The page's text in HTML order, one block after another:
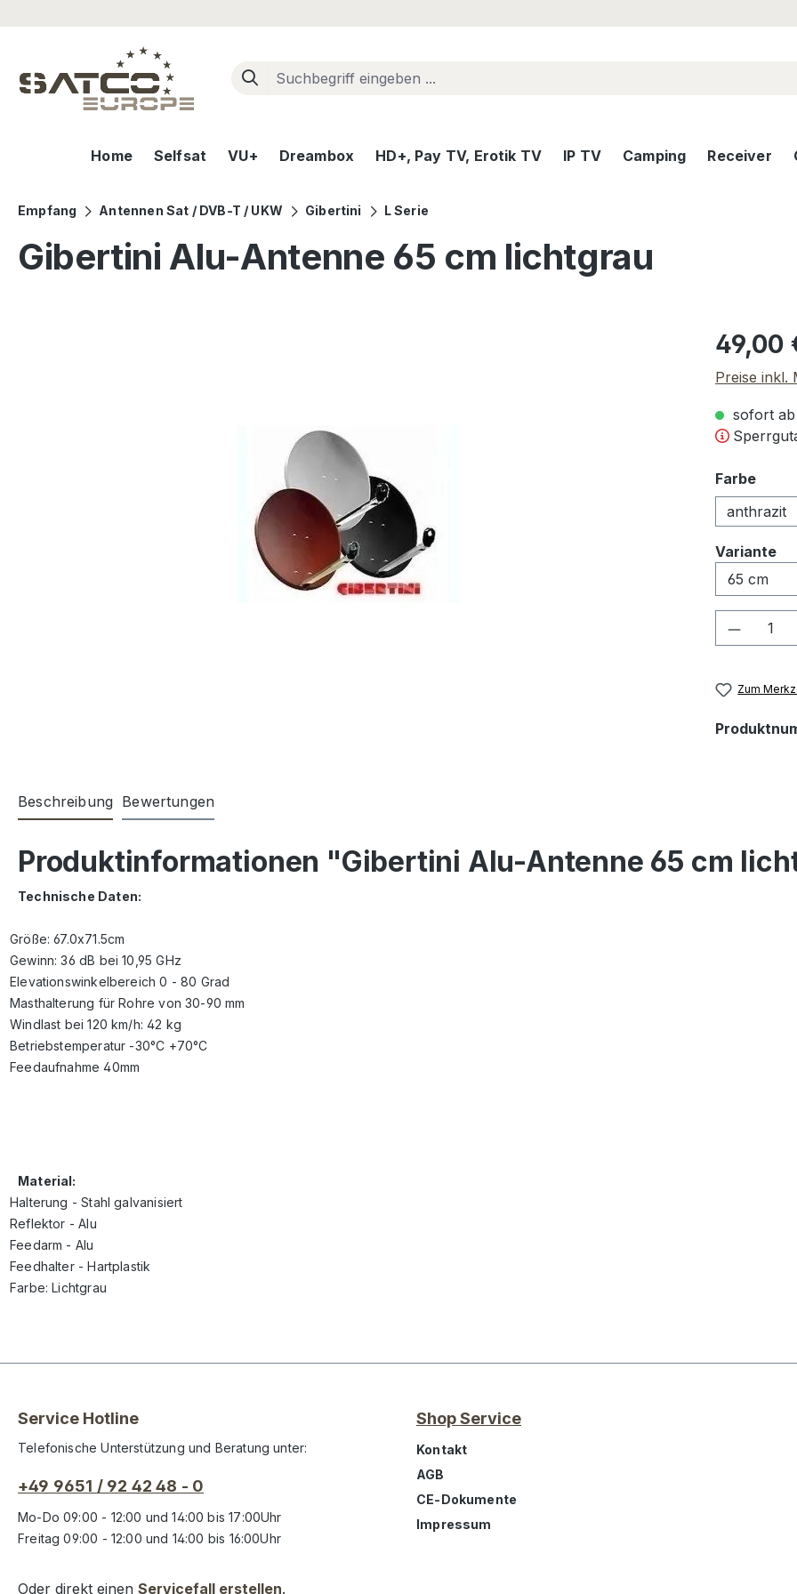
Home Selfsat VU+ Dreambox HD+, Pay TV, Erotik TV IP TV Camping Receiver
Empfang Antennen Sat / DVB-T / UKW Gibertini L Serie
Gibertini Alu-Antenne 65 cm lichtgrau
Regulärer
49,00
Preise inkl.
sofort
Farbe
anthrazit
Variante
Zum
Beschreibung Bewertungen
Produktinformationen "Gibertini Alu-Antenne 65 cm
Technische Daten:
Größe: 67.0x71.5cm
Gewinn: 36 dB bei 10,95 GHz
Elevationswinkelbereich 0 - 80 Grad
Masthalterung für Rohre von 30-90 mm
Windlast bei 120 km/h: 42 kg
Betriebstemperatur -30°C +70°C
Feedaufnahme 40mm
Material:
Halterung - Stahl galvanisiert
Reflektor - Alu
Feedarm - Alu
Feedhalter - Hartplastik
Farbe: Lichtgrau
Service Hotline
Telefonische Unterstützung und Beratung unter:
+49 9651 / 92 42 48 - 0
Mo-Do 09:00 - 12:00 und 14:00 bis 17:00Uhr
Freitag 09:00 - 12:00 und 14:00 bis 16:00Uhr
Oder direkt einen Servicefall erstellen.
Shop Service
Kontakt
AGB
CE-Dokumente
Impressum